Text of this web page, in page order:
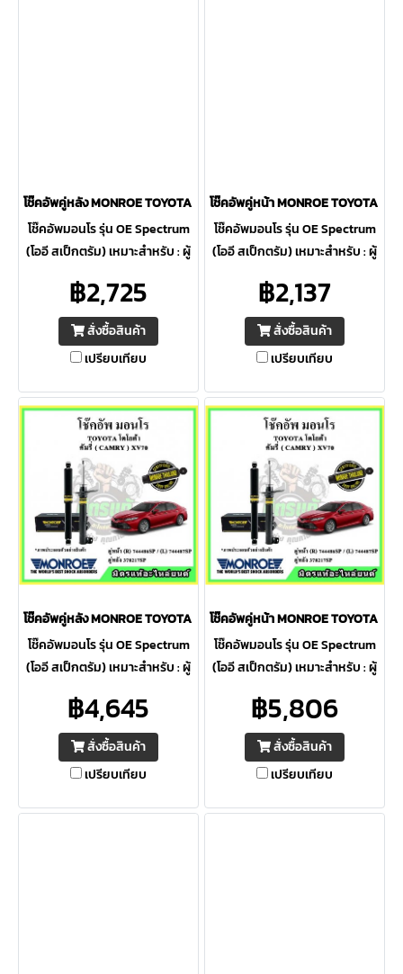
โช๊คอัพคู่หลัง MONROE TOYOTA INNOVA ปี 03-15 OE Spectrum
โช๊คอัพมอนโร รุ่น OE Spectrum
(โออี สเป็กตรัม) เหมาะสำหรับ : ผู้
ความควบคุมดีเยี่ยม ภายใต้การ
ขับขี่ต่อเนื่อง
฿2,725
สั่งซื้อสินค้า
เปรียบเทียบ
โช๊คอัพคู่หน้า MONROE TOYOTA
โช๊คอัพมอนโร รุ่น OE Spectrum
(โออี สเป็กตรัม) เหมาะสำหรับ : ผู้
ความควบคุมดีเยี่ยม ภายใต้การ
ขับขี่ต่อเนื่อง
฿2,137
สั่งซื้อสินค้า
เปรียบเทียบ
โช๊คอัพคู่หลัง MONROE TOYOTA Camry XV70 ปี 18-23 OE Spectrum
โช๊คอัพมอนโร รุ่น OE Spectrum
(โออี สเป็กตรัม) เหมาะสำหรับ : ผู้
ความควบคุมดีเยี่ยม ภายใต้การ
ขับขี่ต่อเนื่อง
฿4,645
สั่งซื้อสินค้า
เปรียบเทียบ
โช๊คอัพคู่หน้า MONROE TOYOTA
โช๊คอัพมอนโร รุ่น OE Spectrum
(โออี สเป็กตรัม) เหมาะสำหรับ : ผู้
ความควบคุมดีเยี่ยม ภายใต้การ
ขับขี่ต่อเนื่อง
฿5,806
สั่งซื้อสินค้า
เปรียบเทียบ